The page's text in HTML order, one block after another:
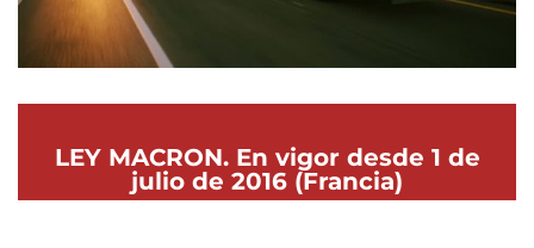
LEY MACRON. En vigor desde 1 de
julio de 2016 (Francia)